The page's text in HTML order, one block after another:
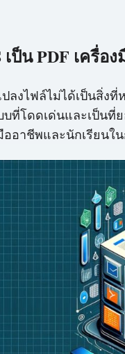
ป็น PDF เครื่อง
งไฟล์ไม่ได้เป็นสิ่ง
บที่โดดเด่นและเป็น
อาชีพและนักเรียนใ